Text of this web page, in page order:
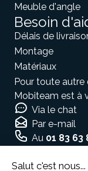
Meuble d'angle
Besoin
Délais de
Montage
Matériaux
Pour toute autre
Mobiteam est à
Via le chat
Par e-mail
Au 01 83 63
Moyen de
Salut c'est nous...